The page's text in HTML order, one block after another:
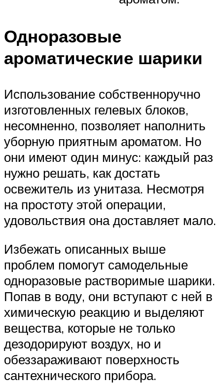
Одноразовые
ароматические шарики
Использование собственноручно
изготовленных гелевых блоков,
несомненно, позволяет наполнить
уборную приятным ароматом. Но
они имеют один минус: каждый раз
нужно решать, как достать
освежитель из унитаза. Несмотря
на простоту этой операции,
удовольствия она доставляет мало.
Избежать описанных выше
проблем помогут самодельные
одноразовые растворимые шарики.
Попав в воду, они вступают с ней в
химическую реакцию и выделяют
вещества, которые не только
дезодорируют воздух, но и
обеззараживают поверхность
сантехнического прибора.